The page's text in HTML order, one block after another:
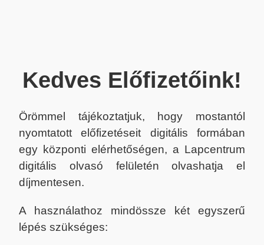
Kedves Előfizetőink!
Örömmel tájékoztatjuk, hogy mostantól
nyomtatott előfizetéseit digitális formában
egy központi elérhetőségen, a Lapcentrum
digitális olvasó felületén olvashatja el
díjmentesen.
A használathoz mindössze két egyszerű
lépés szükséges: